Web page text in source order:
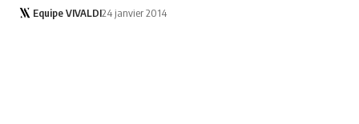
Equipe VIVALDI24 janvier 2014